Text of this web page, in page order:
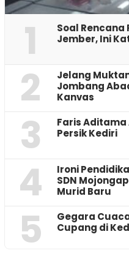
1
‎Soal Rencana
Jember, Ini
2
Jelang
Jombang
Kanvas
3
Faris
Persik Kediri
4
Ironi
SDN
Murid Baru
5
‎Gegara
Cupang di